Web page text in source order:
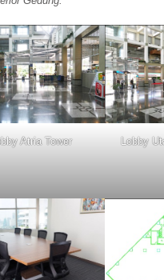
Atria Tower Lobby